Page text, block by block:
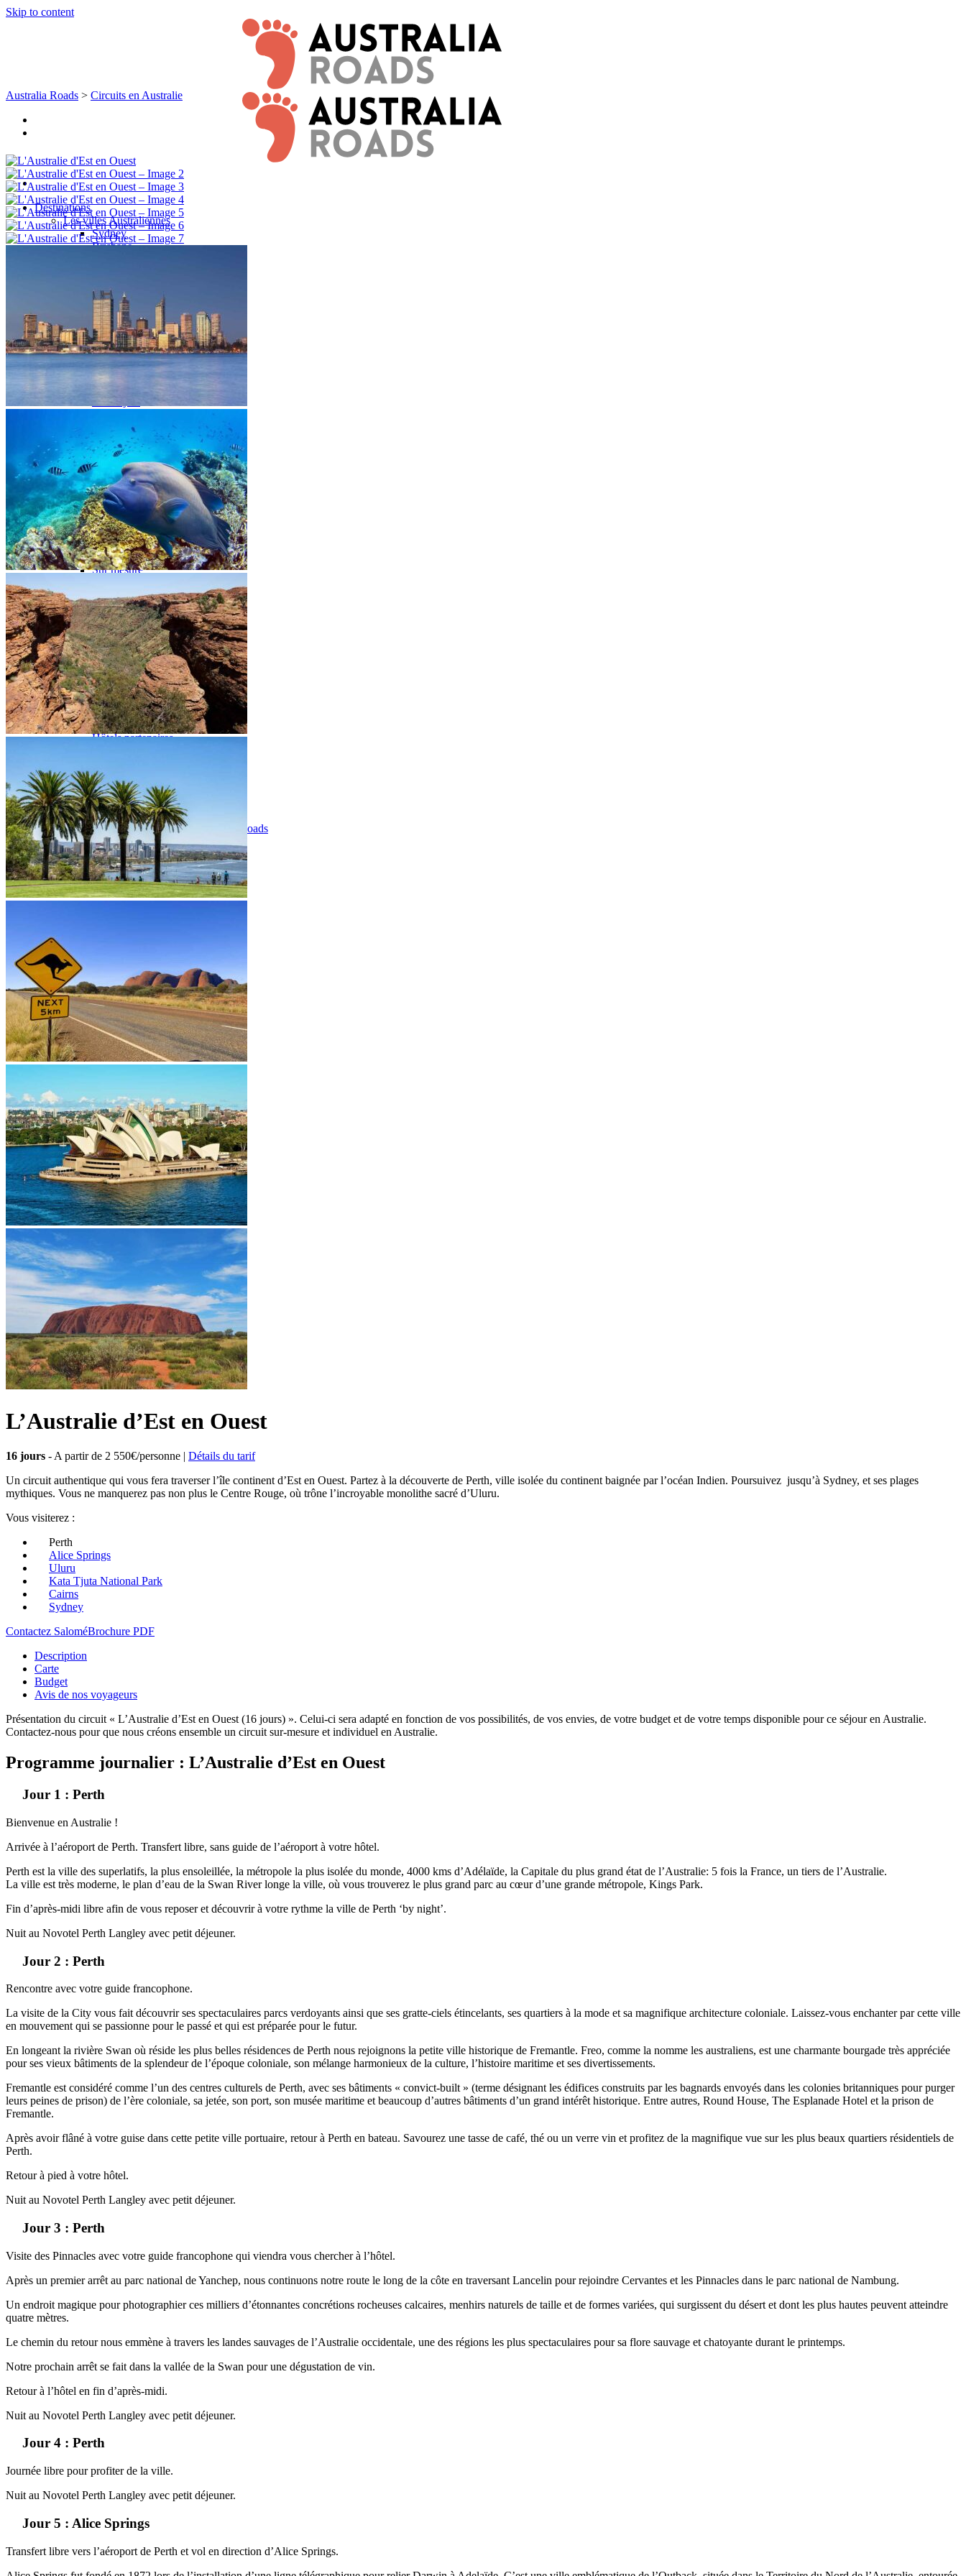
Skip to content
Destinations
Les villes Australiennes
Sydney
Brisbane
Cairns
Daintree National Park
Grande Barrière de Corail
Les Whitsundays Islands
Centre Rouge
Alice Springs
Uluru
Kings Canyon
Kata Tjuta
Great Ocean Road
Kangaroo Island
Île Lord Howe Island
Tasmanie
Top-End
Kakadu National Park
Litchfield National Park
Darwin
Circuits
Organisation
Petit groupe
Sur mesure
Classique
Famille
Luxe
Nature
Où et quand partir ?
Printemps
Eté
Automne
Hiver
Infos pratiques
Préparer son voyage
Hôtels partenaires
Météo et climat en Australie
Notre agence
Notre agence en Australie
Réseau Asian Roads
Garanties et engagements Asian Roads
Avis de nos voyageurs
Demande d'info
09 83 40 65 79
Australia Roads > Circuits en Australie
L’Australie d’Est en Ouest
16 jours - A partir de 2 550€/personne | Détails du tarif
Un circuit authentique qui vous fera traverser l’île continent d’Est en Ouest. Partez à la découverte de Perth, ville isolée du continent baignée par l’océan Indien. Poursuivez jusqu’à Sydney, et ses plages
mythiques. Vous ne manquerez pas non plus le Centre Rouge, où trône l’incroyable monolithe sacré d’Uluru.
Vous visiterez :
Perth
Alice Springs
Uluru
Kata Tjuta National Park
Cairns
Sydney
Contactez SaloméBrochure PDF
Description
Carte
Budget
Avis de nos voyageurs
Présentation du circuit « L’Australie d’Est en Ouest (16 jours) ». Celui-ci sera adapté en fonction de vos possibilités, de vos envies, de votre budget et de votre temps disponible pour ce séjour en Australie.
Contactez-nous pour que nous créons ensemble un circuit sur-mesure et individuel en Australie.
Programme journalier : L’Australie d’Est en Ouest
Jour 1 : Perth
Bienvenue en Australie !
Arrivée à l’aéroport de Perth. Transfert libre, sans guide de l’aéroport à votre hôtel.
Perth est la ville des superlatifs, la plus ensoleillée, la métropole la plus isolée du monde, 4000 kms d’Adélaïde, la Capitale du plus grand état de l’Australie: 5 fois la France, un tiers de l’Australie.
La ville est très moderne, le plan d’eau de la Swan River longe la ville, où vous trouverez le plus grand parc au cœur d’une grande métropole, Kings Park.
Fin d’après-midi libre afin de vous reposer et découvrir à votre rythme la ville de Perth ‘by night’.
Nuit au Novotel Perth Langley avec petit déjeuner.
Jour 2 : Perth
Rencontre avec votre guide francophone.
La visite de la City vous fait découvrir ses spectaculaires parcs verdoyants ainsi que ses gratte-ciels étincelants, ses quartiers à la mode et sa magnifique architecture coloniale. Laissez-vous enchanter par cette ville
en mouvement qui se passionne pour le passé et qui est préparée pour le futur.
En longeant la rivière Swan où réside les plus belles résidences de Perth nous rejoignons la petite ville historique de Fremantle. Freo, comme la nomme les australiens, est une charmante bourgade très appréciée
pour ses vieux bâtiments de la splendeur de l’époque coloniale, son mélange harmonieux de la culture, l’histoire maritime et ses divertissements.
Fremantle est considéré comme l’un des centres culturels de Perth, avec ses bâtiments « convict-built » (terme désignant les édifices construits par les bagnards envoyés dans les colonies britanniques pour purger
leurs peines de prison) de l’ère coloniale, sa jetée, son port, son musée maritime et beaucoup d’autres bâtiments d’un grand intérêt historique. Entre autres, Round House, The Esplanade Hotel et la prison de
Fremantle.
Après avoir flâné à votre guise dans cette petite ville portuaire, retour à Perth en bateau. Savourez une tasse de café, thé ou un verre vin et profitez de la magnifique vue sur les plus beaux quartiers résidentiels de
Perth.
Retour à pied à votre hôtel.
Nuit au Novotel Perth Langley avec petit déjeuner.
Jour 3 : Perth
Visite des Pinnacles avec votre guide francophone qui viendra vous chercher à l’hôtel.
Après un premier arrêt au parc national de Yanchep, nous continuons notre route le long de la côte en traversant Lancelin pour rejoindre Cervantes et les Pinnacles dans le parc national de Nambung.
Un endroit magique pour photographier ces milliers d’étonnantes concrétions rocheuses calcaires, menhirs naturels de taille et de formes variées, qui surgissent du désert et dont les plus hautes peuvent atteindre
quatre mètres.
Le chemin du retour nous emmène à travers les landes sauvages de l’Australie occidentale, une des régions les plus spectaculaires pour sa flore sauvage et chatoyante durant le printemps.
Notre prochain arrêt se fait dans la vallée de la Swan pour une dégustation de vin.
Retour à l’hôtel en fin d’après-midi.
Nuit au Novotel Perth Langley avec petit déjeuner.
Jour 4 : Perth
Journée libre pour profiter de la ville.
Nuit au Novotel Perth Langley avec petit déjeuner.
Jour 5 : Alice Springs
Transfert libre vers l’aéroport de Perth et vol en direction d’Alice Springs.